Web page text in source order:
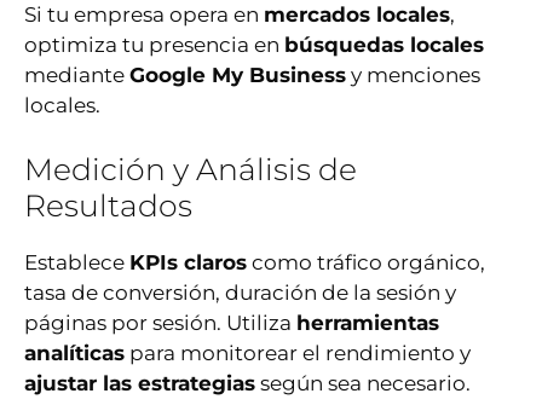
Si tu empresa opera en mercados locales,
optimiza tu presencia en búsquedas locales
mediante Google My Business y menciones
locales.
Medición y Análisis de
Resultados
Establece KPIs claros como tráfico orgánico,
tasa de conversión, duración de la sesión y
páginas por sesión. Utiliza herramientas
analíticas para monitorear el rendimiento y
ajustar las estrategias según sea necesario.